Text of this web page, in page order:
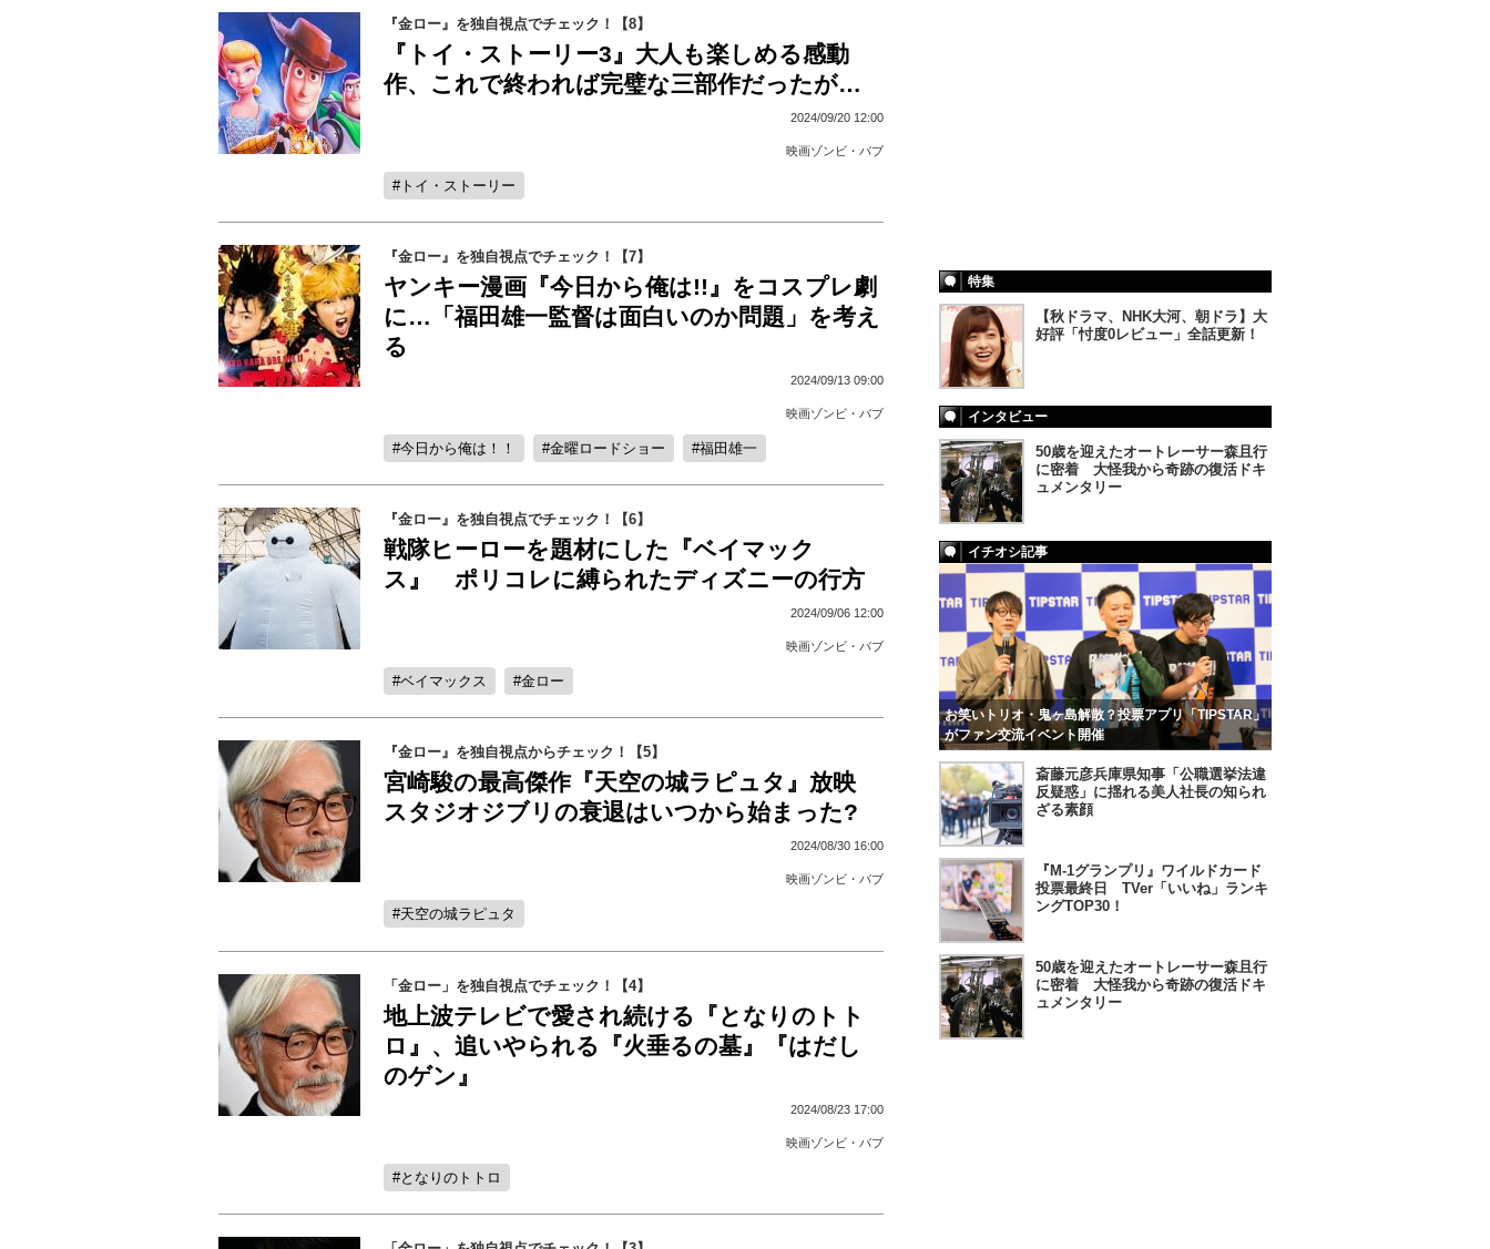
『金ロー』を独自視点でチェック！【8】
『トイ・ストーリー3』大人も楽しめる感動
作、これで終われば完璧な三部作だったが…
2024/09/20 12:00
映画ゾンビ・バブ
トイ・ストーリー
『金ロー』を独自視点でチェック！【7】
ヤンキー漫画『今日から俺は!!』をコスプレ劇
に…「福田雄一監督は面白いのか問題」を考え
る
2024/09/13 09:00
映画ゾンビ・バブ
今日から俺は！！ 金曜ロードショー 福田雄一
『金ロー』を独自視点でチェック！【6】
戦隊ヒーローを題材にした『ベイマック
ス』 ポリコレに縛られたディズニーの行方
2024/09/06 12:00
映画ゾンビ・バブ
ベイマックス 金ロー
『金ロー』を独自視点からチェック！【5】
宮崎駿の最高傑作『天空の城ラピュタ』放映
スタジオジブリの衰退はいつから始まった?
2024/08/30 16:00
映画ゾンビ・バブ
天空の城ラピュタ
「金ロー」を独自視点でチェック！【4】
地上波テレビで愛され続ける『となりのトト
ロ』、追いやられる『火垂るの墓』『はだし
のゲン』
2024/08/23 17:00
映画ゾンビ・バブ
となりのトトロ
特集
【秋ドラマ、NHK大河、朝ドラ】大
好評「忖度0レビュー」全話更新！
インタビュー
50歳を迎えたオートレーサー森且行
に密着 大怪我から奇跡の復活ドキ
ュメンタリー
イチオシ記事
お笑いトリオ・鬼ヶ島解散？投票アプリ「TIPSTAR」
がファン交流イベント開催
斎藤元彦兵庫県知事「公職選挙法違
反疑惑」に揺れる美人社長の知られ
ざる素顔
『M-1グランプリ』ワイルドカード
投票最終日 TVer「いいね」ランキ
ングTOP30！
50歳を迎えたオートレーサー森且行
に密着 大怪我から奇跡の復活ドキ
ュメンタリー